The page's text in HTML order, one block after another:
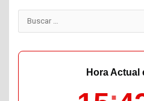
Buscar:
Hora Actual